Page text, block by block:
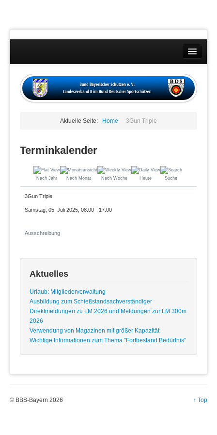
Wettkämpfe
Datenschutzübersicht
Aktuelle Seite: Home 3Gun Triple
Terminkalender
Nach Jahr Nach Monat Nach Woche Heute Suche
3Gun Triple
Samstag, 05. Juli 2025, 08:00 - 17:00
Ausschreibung
Aktuelles
Urlaub: Mitgliederverwaltung
Ausbildung zum Schießstandsachverständiger
Direktmeldungen zu LM 2026 und Meldungen zur LM 300m
2026
Verwendung von Magazinen mit größer Kapazität
Wichtige Informationen zum Thema "Fortbestand Bedürfnis"
↑ Top
© BBS-Bayern 2026